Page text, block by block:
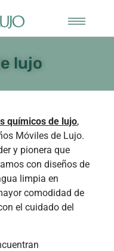
lujo
químicos de lujo,
Móviles de Lujo.
y pionera que
con diseños de
limpia en
comodidad de
el cuidado del